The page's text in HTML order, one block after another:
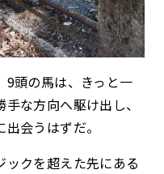
9頭の馬は、きっと一
な方向へ駆け出し、
会うはずだ。
クを超えた先にある